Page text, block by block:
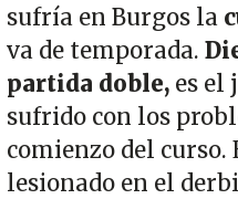
sufría en Burgos la
va de temporada.
partida doble,es el
sufrido con los
comienzo del curso.
lesionado en el